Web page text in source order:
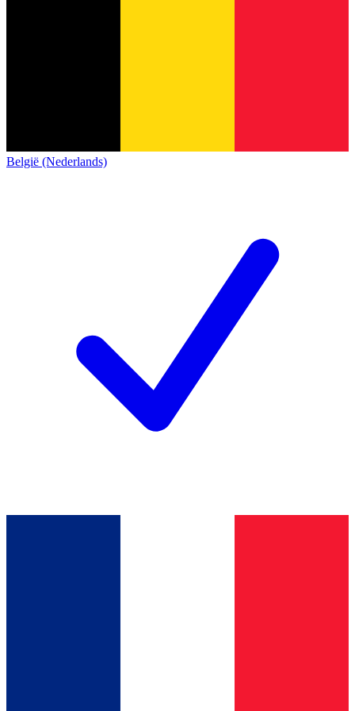
België (Nederlands)